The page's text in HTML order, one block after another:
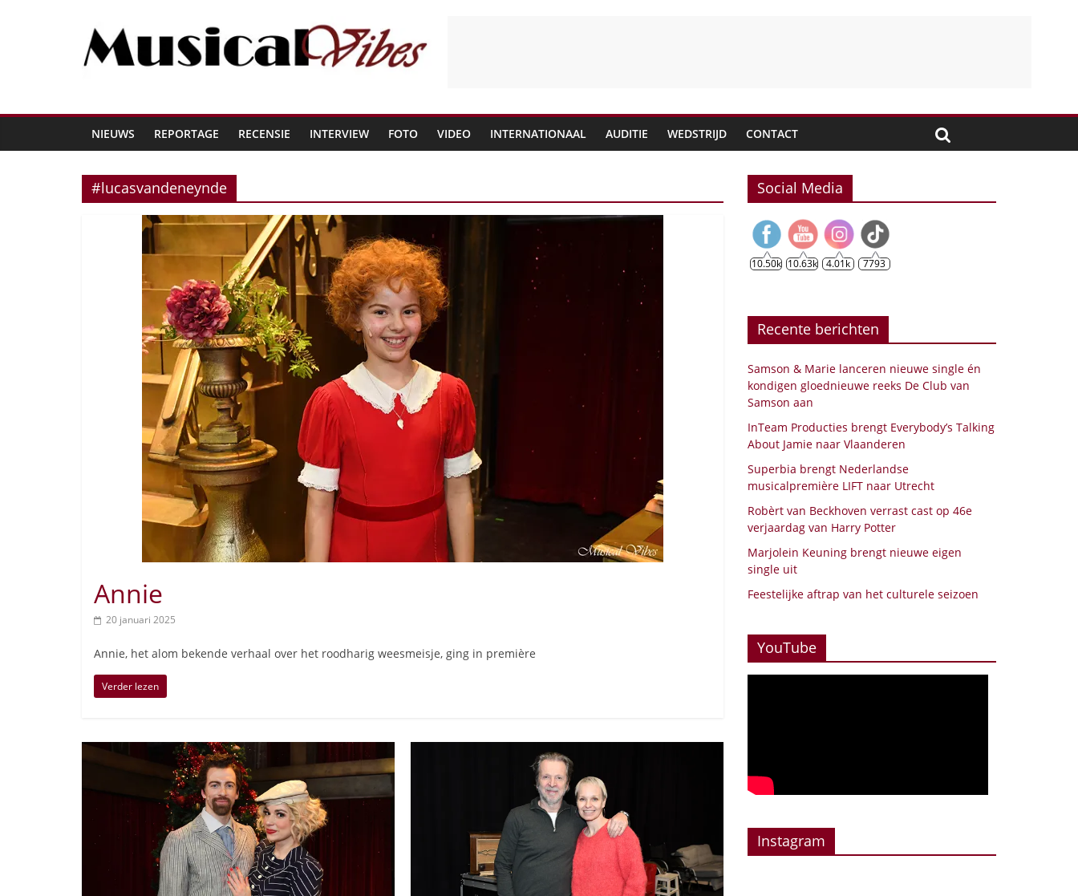
NIEUWS REPORTAGE RECENSIE INTERVIEW FOTO VIDEO INTERNATIONAAL AUDITIE WEDSTRIJD CONTACT
#lucasvandeneynde
Annie
20 januari 2025
Annie, het alom bekende verhaal over het roodharig weesmeisje, ging in première
Verder lezen
Social Media
10.50k 10.63k 4.01k 7793
Recente berichten
Samson & Marie lanceren nieuwe single én
kondigen gloednieuwe reeks De Club van
Samson aan
InTeam Producties brengt Everybody’s Talking
About Jamie naar Vlaanderen
Superbia brengt Nederlandse
musicalpremière LIFT naar Utrecht
Robèrt van Beckhoven verrast cast op 46e
verjaardag van Harry Potter
Marjolein Keuning brengt nieuwe eigen
single uit
Feestelijke aftrap van het culturele seizoen
YouTube
Instagram